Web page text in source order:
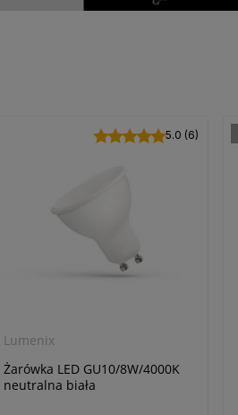
Lumenix
Żarówka LED GU10/8W/4000K
neutralna biała
5.0 (6)